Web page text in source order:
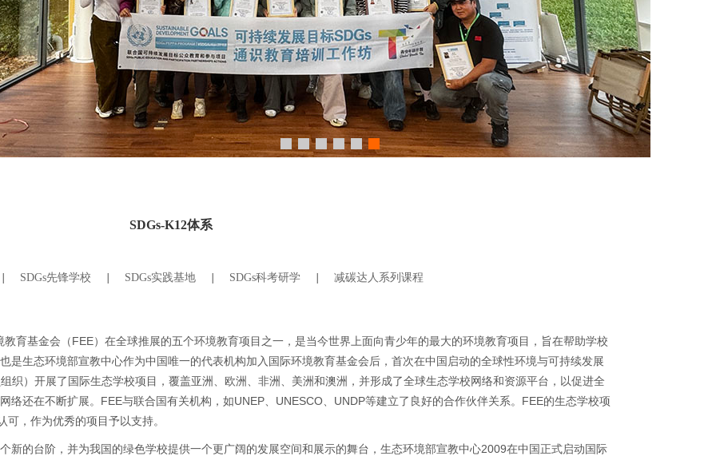
SDGs-K12体系
SDGs先锋学校 SDGs实践基地 SDGs科考研学 减碳达人系列课程
育基金会（FEE）在全球推展的五个环境教育项目之一，是当今世界上面向青少年的最大的环境教育项目，旨在帮助学校
是生态环境部宣教中心作为中国唯一的代表机构加入国际环境教育基金会后，首次在中国启动的全球性环境与可持续发展
织）开展了国际生态学校项目，覆盖亚洲、欧洲、非洲、美洲和澳洲，并形成了全球生态学校网络和资源平台，以促进全
络还在不断扩展。FEE与联合国有关机构，如UNEP、UNESCO、UNDP等建立了良好的合作伙伴关系。FEE的生态学校项
，作为优秀的项目予以支持。
新的台阶，并为我国的绿色学校提供一个更广阔的发展空间和展示的舞台，生态环境部宣教中心2009在中国正式启动国际